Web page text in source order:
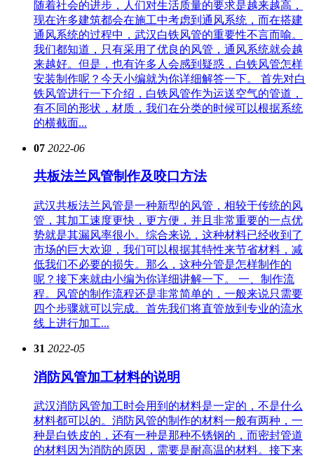
随着社会的进步，人们对生活质量的要求是越来越高，
现在许多建筑都会在施工中考虑到通风系统，而在搭建
通风系统的过程中，武汉白铁风管的重要性不言而喻。
我们都知道，只有采用了优良的风管，通风系统就会越
来越好。但是，也有许多人会感到疑惑，白铁风管怎样
安装制作呢？今天小编就为你详细解答一下。 首先对白
铁风管进行一下介绍，白铁风管作为运送空气的管道，
有不同的形状，材质，我们在分类的时候可以根据系统
的横截面...
07 2022-06
共板法兰风管制作及咬口方法
武汉共板法兰风管是一种新型的风管，相较于传统的风
管，其加工速度更快，更方便，并且非常重要的一点优
势就是其漏风率很小。综合来说，这种材料已经收到了
市场的巨大欢迎，我们可以根据其特性来节省材料，减
低我们不必要的损失。那么，这种分管是怎样制作的
呢？接下来就由小编为你详细讲解一下。 一、制作流
程。风管的制作流程还是非常简单的，一般来说只需要
四个步骤就可以完成。首先我们将直管放到专业的流水
线上进行加工...
31 2022-05
消防风管加工材料的说明
武汉消防风管加工时会用到的材料是一定的，不是什么
材料都可以的。消防风管的制作的材料一般有两种，一
种是白铁皮的，还有一种是那种不锈钢的，而密封管道
的材料因为消防的原因，需要是耐高温的材料。接下来